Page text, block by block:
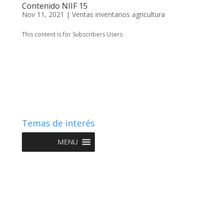
Contenido NIIF 15
Nov 11, 2021 | Ventas inventarios agricultura
This content is for Subscribers Users
Temas de interés
MENU